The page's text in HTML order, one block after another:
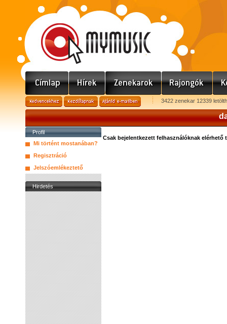
3422 zenekar 12339
Profil
Mi történt mostanában?
Regisztráció
Jelszóemlékeztető
Hirdetés
Csak bejelentkezett felhasználóknak elérhető